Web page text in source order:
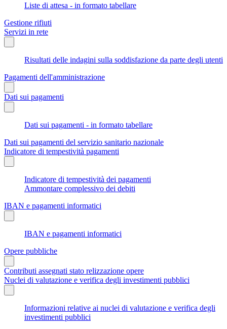
Liste di attesa - in formato tabellare
Gestione rifiuti
Servizi in rete
Risultati delle indagini sulla soddisfazione da parte degli utenti
Pagamenti dell'amministrazione
Dati sui pagamenti
Dati sui pagamenti - in formato tabellare
Dati sui pagamenti del servizio sanitario nazionale
Indicatore di tempestività pagamenti
Indicatore di tempestività dei pagamenti
Ammontare complessivo dei debiti
IBAN e pagamenti informatici
IBAN e pagamenti informatici
Opere pubbliche
Contributi assegnati stato relizzazione opere
Nuclei di valutazione e verifica degli investimenti pubblici
Informazioni relative ai nuclei di valutazione e verifica degli
investimenti pubblici